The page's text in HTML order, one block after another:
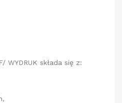
WYDRUK składa się z: